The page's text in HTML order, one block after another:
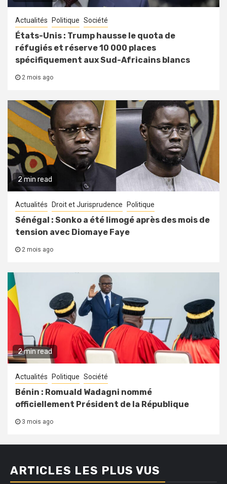
Actualités Politique Société
États-Unis : Trump hausse le quota de
réfugiés et réserve 10 000 places
spécifiquement aux Sud-Africains blancs
2 mois ago
2 min read
Actualités Droit et Jurisprudence Politique
Sénégal : Sonko a été limogé après des mois de
tension avec Diomaye Faye
2 mois ago
2 min read
Actualités Politique Société
Bénin : Romuald Wadagni nommé
officiellement Président de la République
3 mois ago
ARTICLES LES PLUS VUS